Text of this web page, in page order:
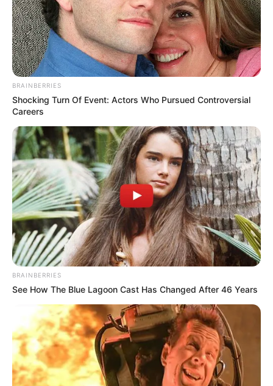
BRAINBERRIES
Shocking Turn Of Event: Actors Who Pursued Controversial
Careers
BRAINBERRIES
See How The Blue Lagoon Cast Has Changed After 46 Years